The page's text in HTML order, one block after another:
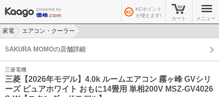
KCポイント
が使えます!
カート メニュー
家電
エアコン・クーラー
SAKURA MOMOの店舗詳細
三菱電機
三菱【2026年モデル】4.0k ルームエアコン 霧ヶ峰 GVシリ
ーズ ピュアホワイト おもに14畳用 単相200V MSZ-GV4026